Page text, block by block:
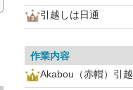
引越しは日通
作業内容
Akabou（赤帽）引越